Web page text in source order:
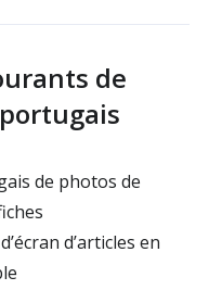
de
portugais
de photos de
d’articles en